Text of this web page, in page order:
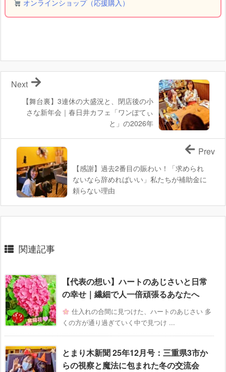
オンラインショップ（応援購入）
【舞台裏】3連休の大盛況と、閉店後の小
さな新年会｜春日井カフェ「ワンぽてぃ
と」の2026年
Next
【感謝】過去2番目の賑わい！「求められ
ないなら辞めればいい」私たちが補助金に
頼らない理由
Prev
関連記事
【代表の想い】ハートのあじさいと日常
の幸せ｜繊細で人一倍頑張るあなたへ
仕入れの合間に見つけた、ハートのあじさい 多
くの方が通り過ぎていく中で見つけ ...
とまり木新聞 25年12月号：三重県3市か
らの視察と魔法に包まれた冬の交流会